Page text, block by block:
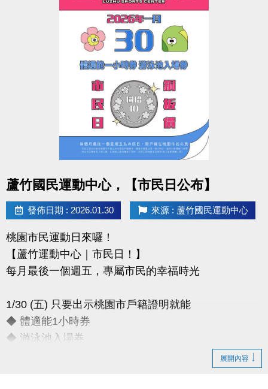
【加碼優惠】
凡報名球類營隊任兩梯享9折優惠，三梯享88折優惠!!
【報名資訊】開課前皆可報名，把握最後機會！
-洽詢專線：03-2639066 #115、116
-官網 :
https://www.lzsports.com.tw/zh_TW/news/pageID/1/
-FB : 桃園市蘆竹國民運動中心
-IG : @luzhusports
蘆竹國民運動中心，【市民日公布】
發佈日期 : 2026.01.30 來源 : 蘆竹國民運動中心
桃園市民運動日來囉！
【蘆竹運動中心｜市民日！】
每月最後一個週五，專屬市民的幸福時光
1/30 (五) 只要出示桃園市戶籍證明就能
◆ 體適能1小時券
◆ 游泳池入場券
展開內容